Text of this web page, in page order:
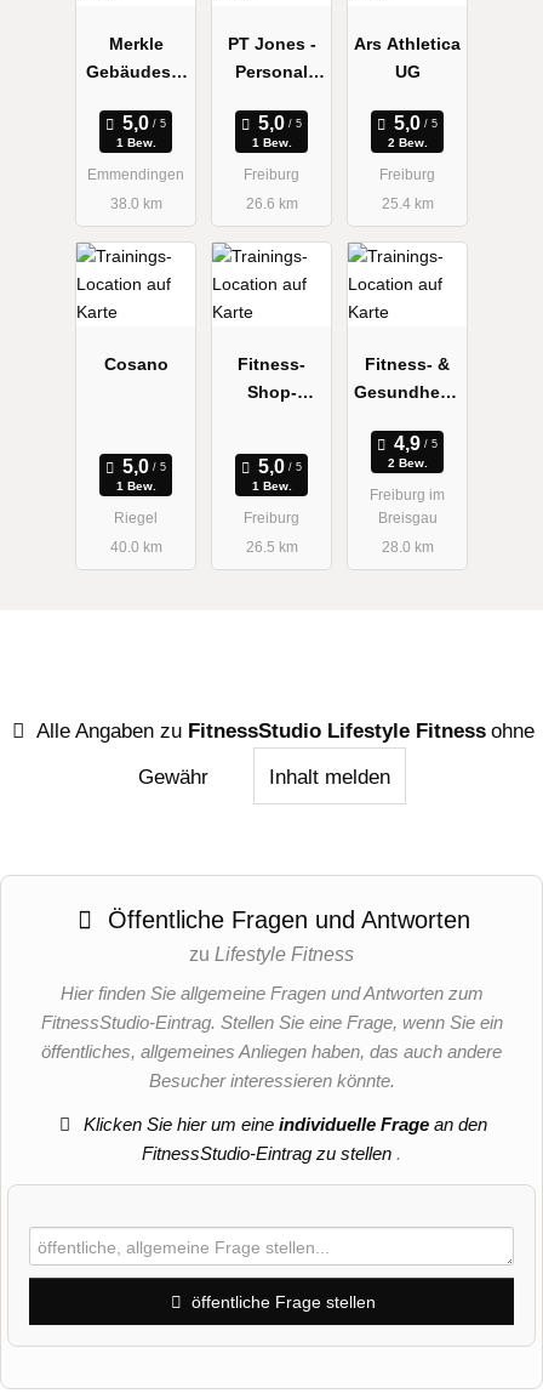
Merkle
Gebäudeser
1 Bew.
Emmendingen
38.0 km
PT Jones -
Personal
Freiburg &
Basel
1 Bew.
Freiburg
26.6 km
Ars Athletica
UG
2 Bew.
Freiburg
25.4 km
Cosano
1 Bew.
Riegel
40.0 km
Fitness-
Shop-
1 Bew.
Freiburg
26.5 km
Fitness- &
Gesundheits
(fgz) am
Institut für
Sport und
Sportwissen
schaften
2 Bew.
Freiburg im
Breisgau
28.0 km
Alle Angaben zu FitnessStudio Lifestyle Fitness ohne
Gewähr
Inhalt melden
Öffentliche Fragen und Antworten
zu Lifestyle Fitness
Hier finden Sie allgemeine Fragen und Antworten zum
FitnessStudio-Eintrag. Stellen Sie eine Frage, wenn Sie ein
öffentliches, allgemeines Anliegen haben, das auch andere
Besucher interessieren könnte.
Klicken Sie hier um eineindividuelle Frage an den
FitnessStudio-Eintrag zu stellen .
öffentliche Frage stellen